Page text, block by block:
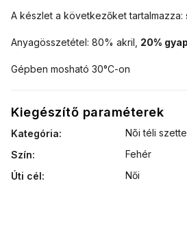
A készlet a következőket tartalmazza:
Anyagösszetétel: 80% akril, 20%
Gépben mosható 30°C-on
Kiegészítő paraméterek
Kategória:
Nõi téli
Szín:
Fehér
Úti cél: Női